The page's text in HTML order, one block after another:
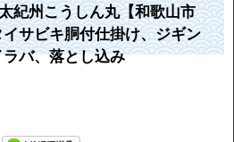
紀州こうしん丸【和歌山市
サビキ胴付仕掛け、ジギン
バ、落とし込み